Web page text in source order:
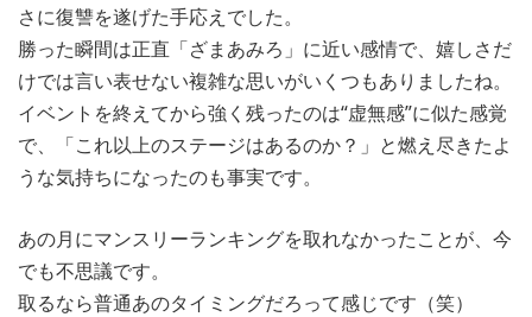
さに復讐を遂げた手応えでした。
勝った瞬間は正直「ざまあみろ」に近い感情で、嬉しさだ
けでは言い表せない複雑な思いがいくつもありましたね。
イベントを終えてから強く残ったのは“虚無感”に似た感覚
で、「これ以上のステージはあるのか？」と燃え尽きたよ
うな気持ちになったのも事実です。
あの月にマンスリーランキングを取れなかったことが、今
でも不思議です。
取るなら普通あのタイミングだろって感じです（笑）